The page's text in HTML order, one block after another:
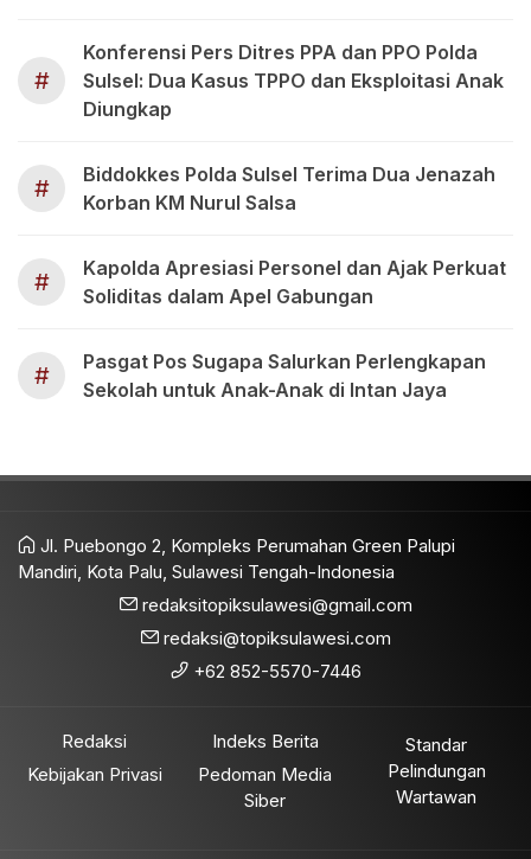
#
Konferensi Pers Ditres PPA dan PPO Polda
Sulsel: Dua Kasus TPPO dan Eksploitasi Anak
Diungkap
#
Biddokkes Polda Sulsel Terima Dua Jenazah
Korban KM Nurul Salsa
#
Kapolda Apresiasi Personel dan Ajak Perkuat
Soliditas dalam Apel Gabungan
#
Pasgat Pos Sugapa Salurkan Perlengkapan
Sekolah untuk Anak-Anak di Intan Jaya
Jl. Puebongo 2, Kompleks Perumahan Green Palupi
Mandiri, Kota Palu, Sulawesi Tengah-Indonesia
redaksitopiksulawesi@gmail.com
redaksi@topiksulawesi.com
+62 852-5570-7446
Redaksi
Kebijakan Privasi
Indeks Berita
Pedoman Media
Siber
Standar
Pelindungan
Wartawan